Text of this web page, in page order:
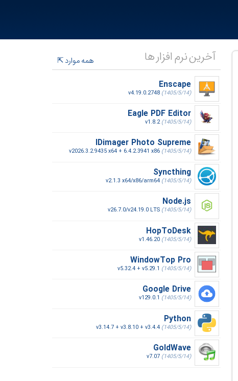
آخرین نرم افزار ها
همه موارد
Enscape
v4.19.0.2748 (1405/5/14)
Eagle PDF Editor
v1.8.2(1405/5/14)
IDimager Photo Supreme
v2026.3.2.9435 x64 + 6.4.2.3941 x86 (1405/5/14)
Syncthing
v2.1.3 x64/x86/arm64 (1405/5/14)
Node.js
v26.7.0/v24.19.0 LTS (1405/5/14)
HopToDesk
v1.46.20 (1405/5/14)
WindowTop Pro
v5.32.4 + v5.29.1 (1405/5/14)
Google Drive
v129.0.1 (1405/5/14)
Python
v3.14.7 + v3.8.10 + v3.4.4 (1405/5/14)
GoldWave
v7.07 (1405/5/14)